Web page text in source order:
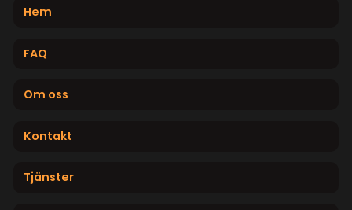
Hem
FAQ
Om oss
Kontakt
Tjänster